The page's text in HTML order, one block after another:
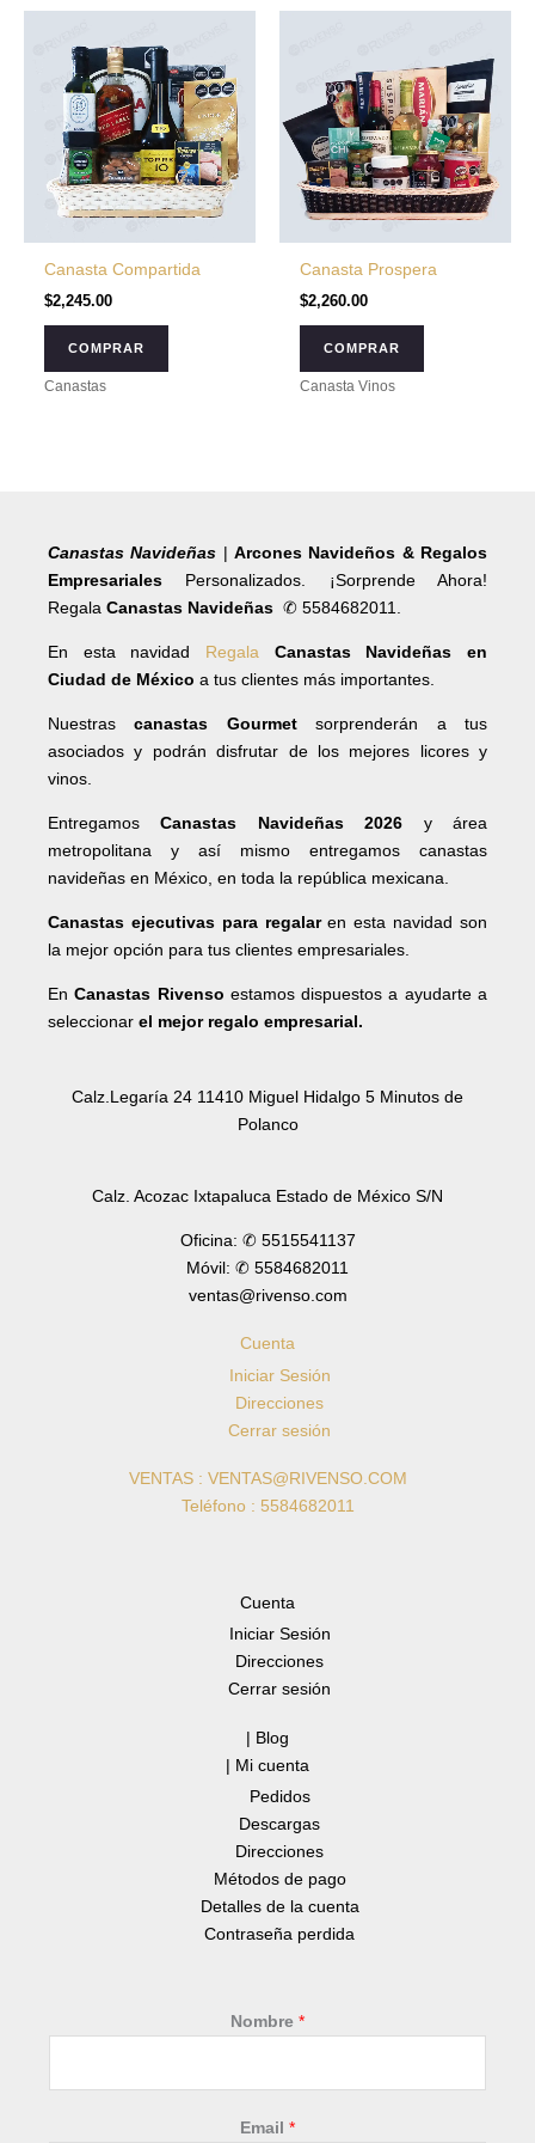
Canasta Compartida
$2,245.00
COMPRAR
Canastas
Canasta Prospera
$2,260.00
COMPRAR
Canasta Vinos
Canastas Navideñas |Arcones Navideños & Regalos
Empresariales Personalizados. ¡Sorprende Ahora!
Regala Canastas Navideñas ✆ 5584682011.
En esta navidad Regala Canastas Navideñas en
Ciudad de México a tus clientes más importantes.
Nuestrascanastas Gourmetsorprenderán a tus
asociados y podrán disfrutar de los mejores licores y
vinos.
EntregamosCanastas Navideñas 2026 y área
metropolitana y así mismo entregamos canastas
navideñas en México, en toda la república mexicana.
Canastas ejecutivas para regalaren esta navidad son
la mejor opción para tus clientes empresariales.
EnCanastas Rivenso estamos dispuestos a ayudarte a
seleccionar el mejor regalo empresarial.
Calz.Legaría 24 11410 Miguel Hidalgo 5 Minutos de
Polanco
Calz. Acozac Ixtapaluca Estado de México S/N
Oficina: ✆ 5515541137
Móvil: ✆ 5584682011
ventas@rivenso.com
Cuenta
Iniciar Sesión
Direcciones
Cerrar sesión
VENTAS : VENTAS@RIVENSO.COM
Teléfono : 5584682011
Cuenta
Iniciar Sesión
Direcciones
Cerrar sesión
| Blog
| Mi cuenta
Pedidos
Descargas
Direcciones
Métodos de pago
Detalles de la cuenta
Contraseña perdida
Nombre *
Email *